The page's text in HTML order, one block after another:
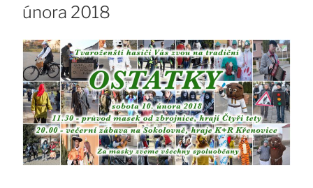
února 2018